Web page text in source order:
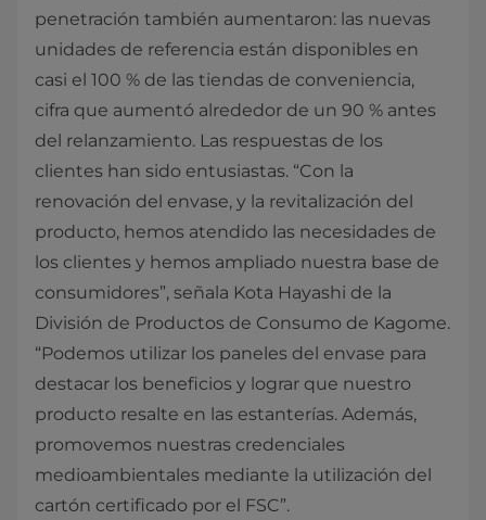
penetración también aumentaron: las nuevas
unidades de referencia están disponibles en
casi el 100 % de las tiendas de conveniencia,
cifra que aumentó alrededor de un 90 % antes
del relanzamiento. Las respuestas de los
clientes han sido entusiastas. “Con la
renovación del envase, y la revitalización del
producto, hemos atendido las necesidades de
los clientes y hemos ampliado nuestra base de
consumidores”, señala Kota Hayashi de la
División de Productos de Consumo de Kagome.
“Podemos utilizar los paneles del envase para
destacar los beneficios y lograr que nuestro
producto resalte en las estanterías. Además,
promovemos nuestras credenciales
medioambientales mediante la utilización del
cartón certificado por el FSC”.